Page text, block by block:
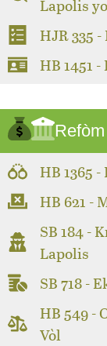
Lapolis
HJR 335
HB 1451
HB 1365
HB 621 -
SB 184 -
Lapolis
SB 718 -
HB 549 -
Vòl